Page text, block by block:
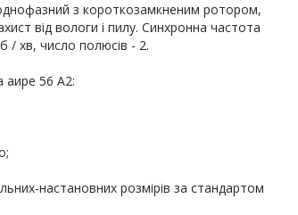
з короткозамкненим ротором,
від вологи і пилу. Синхронна частота
/ хв, число полюсів - 2.
аире 56 A2:
настановних розмірів за стандартом